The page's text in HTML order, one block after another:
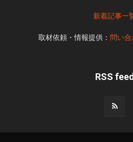
新着記事一
取材依頼・情報提供： 問い
RSS feed